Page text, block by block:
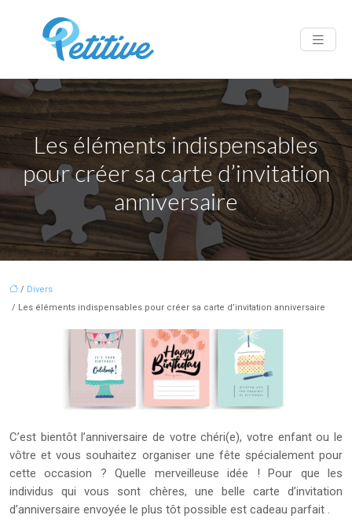
Les éléments indispensables
pour créer sa carte d’invitation
anniversaire
/ Divers
/ Les éléments indispensables pour créer sa carte d’invitation anniversaire
C’est bientôt l’anniversaire de votre chéri(e), votre enfant ou le
vôtre et vous souhaitez organiser une fête spécialement pour
cette occasion ? Quelle merveilleuse idée ! Pour que les
individus qui vous sont chères, une belle carte d’invitation
d’anniversaire envoyée le plus tôt possible est cadeau parfait .